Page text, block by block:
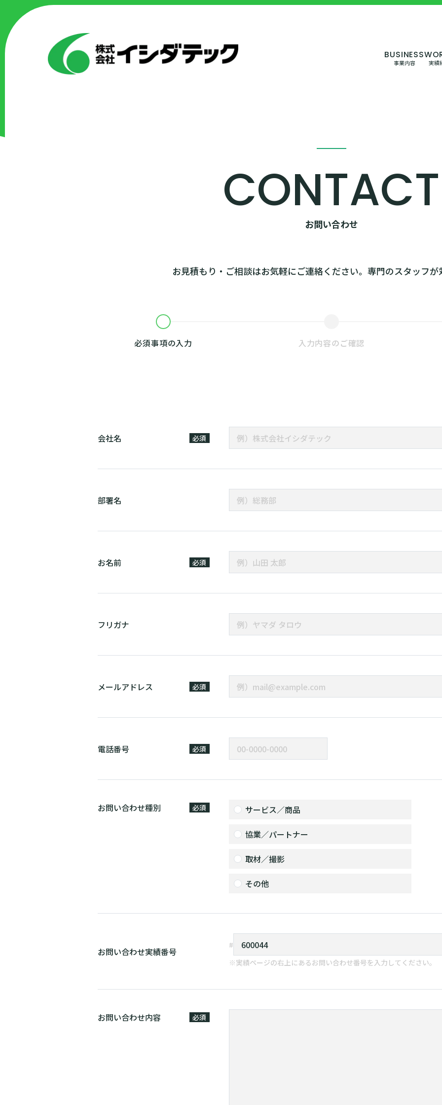
事業内容 実績
お問い合わせ
お見積もり・ご相談はお気軽にご連絡ください。専門のスタッフが
必須事項の入力 入力内容のご確認
会社名 必須
部署名
お名前 必須
フリガナ
メールアドレス 必須
電話番号 必須
お問い合わせ種別 必須 サービス／商品
協業／パートナー
取材／撮影
その他
お問い合わせ実績番号
※実績ページの右上にあるお問い合わせ番号を入力してください。
お問い合わせ内容 必須